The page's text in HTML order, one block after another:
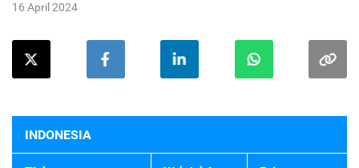
16 April 2024
INDONESIA